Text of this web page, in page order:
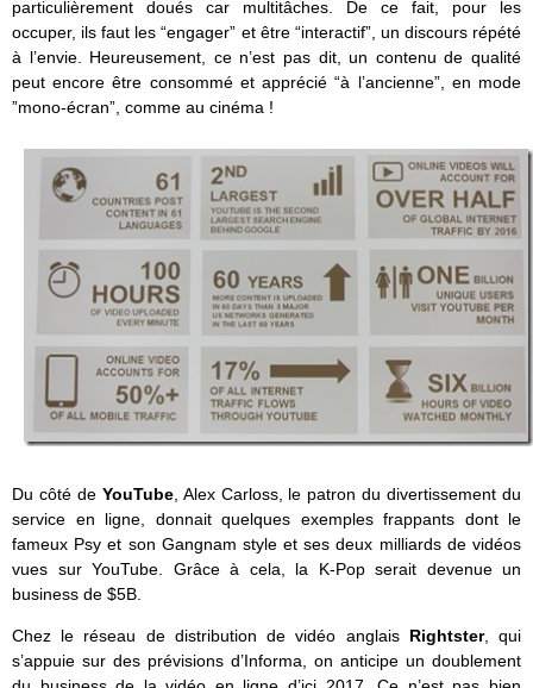
particulièrement doués car multitâches. De ce fait, pour les
occuper, ils faut les “engager” et être “interactif”, un discours répété
à l’envie. Heureusement, ce n’est pas dit, un contenu de qualité
peut encore être consommé et apprécié “à l’ancienne”, en mode
”mono-écran”, comme au cinéma !
Du côté de YouTube, Alex Carloss, le patron du divertissement du
service en ligne, donnait quelques exemples frappants dont le
fameux Psy et son Gangnam style et ses deux milliards de vidéos
vues sur YouTube. Grâce à cela, la K-Pop serait devenue un
business de $5B.
Chez le réseau de distribution de vidéo anglais Rightster, qui
s’appuie sur des prévisions d’Informa, on anticipe un doublement